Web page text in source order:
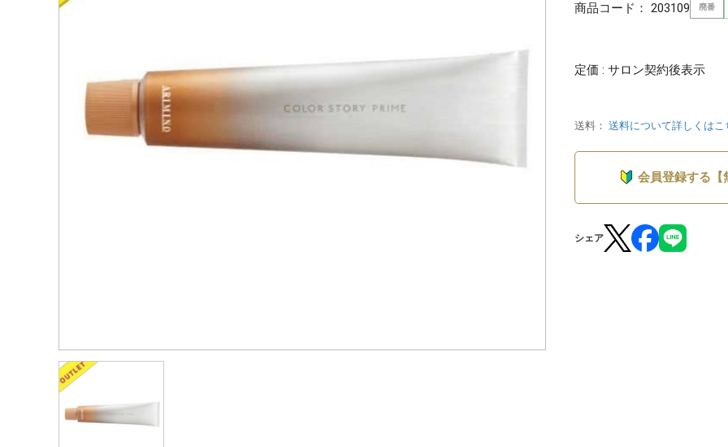
商品コード： 203109 廃番
定価 : サロン契約後表示
送料： 送料について詳しくはこ
会員登録する【
シェア